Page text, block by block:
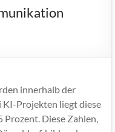
innerhalb der
KI-Projekten liegt diese
Prozent. Diese Zahlen,